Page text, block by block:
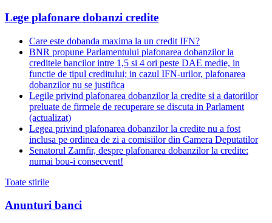
Lege plafonare dobanzi credite
Care este dobanda maxima la un credit IFN?
BNR propune Parlamentului plafonarea dobanzilor la
creditele bancilor intre 1,5 si 4 ori peste DAE medie, in
functie de tipul creditului; in cazul IFN-urilor, plafonarea
dobanzilor nu se justifica
Legile privind plafonarea dobanzilor la credite si a datoriilor
preluate de firmele de recuperare se discuta in Parlament
(actualizat)
Legea privind plafonarea dobanzilor la credite nu a fost
inclusa pe ordinea de zi a comisiilor din Camera Deputatilor
Senatorul Zamfir, despre plafonarea dobanzilor la credite:
numai bou-i consecvent!
Toate stirile
Anunturi banci